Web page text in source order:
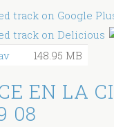
148.95 MB
EN LA
08